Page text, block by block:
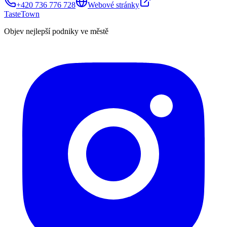
+420 736 776 728
Webové stránky
TasteTown
Objev nejlepší podniky ve městě